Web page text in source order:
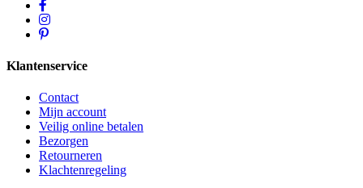
Klantenservice
Contact
Mijn account
Veilig online betalen
Bezorgen
Retourneren
Klachtenregeling